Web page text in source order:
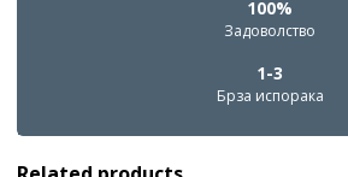
100%
Задоволство
1-3
Брза испорака